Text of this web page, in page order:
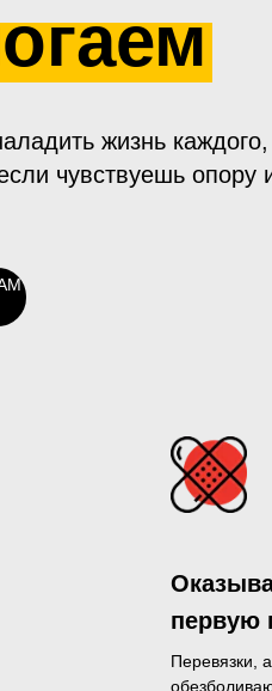
жизнь каждого,
чувствуешь опору
Перевязки,
первую